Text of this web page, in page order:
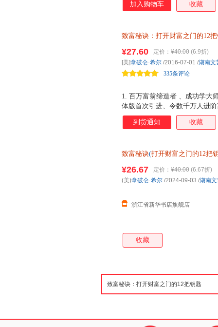
加入购物车 收藏
致富秘诀：打开财富之门的12
阶富翁之路的经典之作。
1. 百万富翁缔造者 、成功学大
体版首次引进、令数千万人进
现代人阅读的全新增订版
¥27.60 定价： ¥40.00 (6.9折)
335条评论
[美]拿破仑·希尔 /2016-07-01 /湖南文
到货通知 收藏
致富秘诀(打开财富之门的12把
¥26.67 定价： ¥40.00 (6.67折)
浙江省新华书店旗舰店
(美)拿破仑·希尔 /2024-09-03 /湖南
收藏